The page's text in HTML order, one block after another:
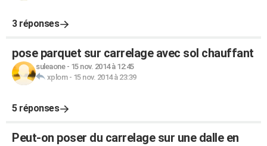
3 réponses
pose parquet sur carrelage avec sol chauffant
suleaone- 15 nov. 2014 à 12:45
xplom- 15 nov. 2014 à 23:39
5 réponses
Peut-on poser du carrelage sur une dalle en